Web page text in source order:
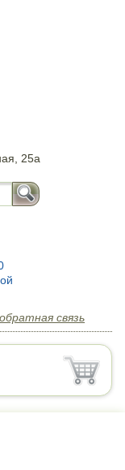
25а
обратная связь